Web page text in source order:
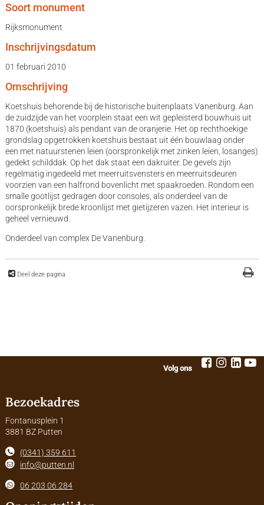
Soort monument
Rijksmonument
Inschrijvingsdatum
01 februari 2010
Omschrijving
Koetshuis behorende bij de historische buitenplaats Vanenburg. Aan
de zuidzijde van het voorplein staat een wit gepleisterd bouwhuis uit
1870 (koetshuis) als pendant van de oranjerie. Het op rechthoekige
grondslag opgetrokken koetshuis bestaat uit één bouwlaag onder
een met natuurstenen leien (oorspronkelijk met zinken leien, losanges)
gedekt schilddak. Op het dak staat een dakruiter. De gevels zijn
regelmatig ingedeeld met meerruitsvensters en meerruitsdeuren
voorzien van een halfrond bovenlicht met spaakroeden. Rondom een
smalle gootlijst gedragen door consoles, als onderdeel van de
oorspronkelijk brede kroonlijst met gietijzeren vazen. Het interieur is
geheel vernieuwd.
Onderdeel van complex De Vanenburg.
Deel deze pagina
Volg ons
Bezoekadres
Fontanusplein 1
3881 BZ Putten
(0341) 359 611
info@putten.nl
06 203 06 284